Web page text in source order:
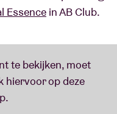
Essence in AB Club.